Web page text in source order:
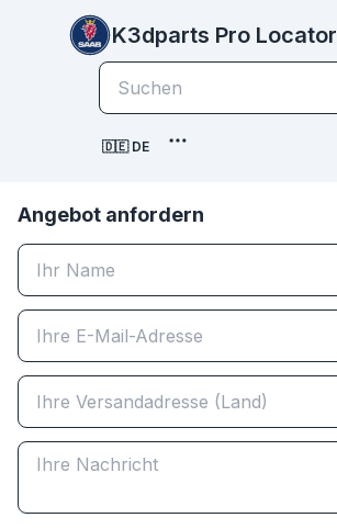
K3dparts Pro Locator
🇩🇪 DE
Angebot anfordern